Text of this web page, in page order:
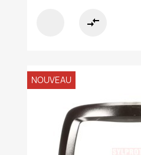
compare_arrows
NOUVEAU